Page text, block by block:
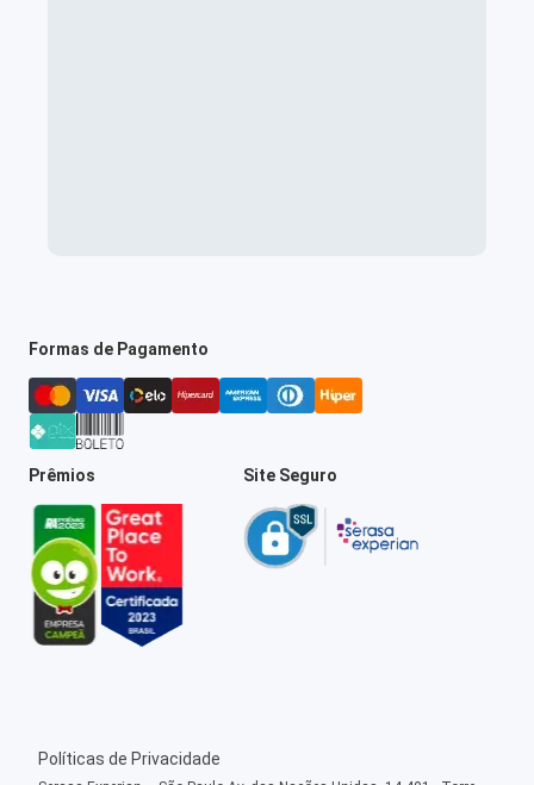
Formas de Pagamento
Prêmios Site Seguro
Políticas de Privacidade